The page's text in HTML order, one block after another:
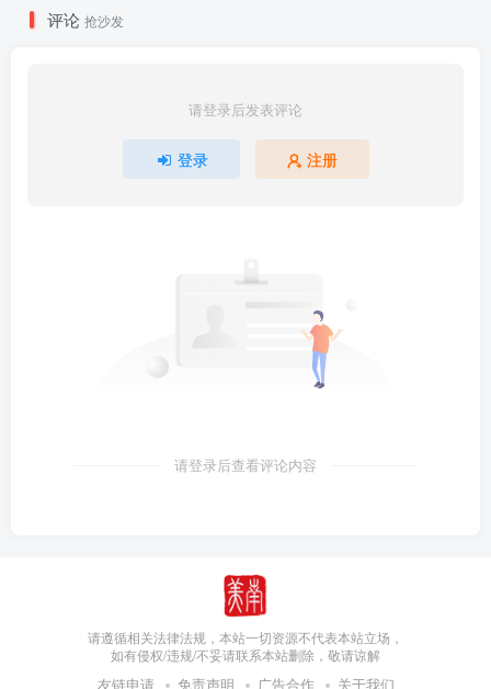
评论 抢沙发
请登录后发表评论
登录 注册
请登录后查看评论内容
请遵循相关法律法规，本站一切资源不代表本站立场，
如有侵权/违规/不妥请联系本站删除，敬请谅解
友链申请 免责声明 广告合作 关于我们